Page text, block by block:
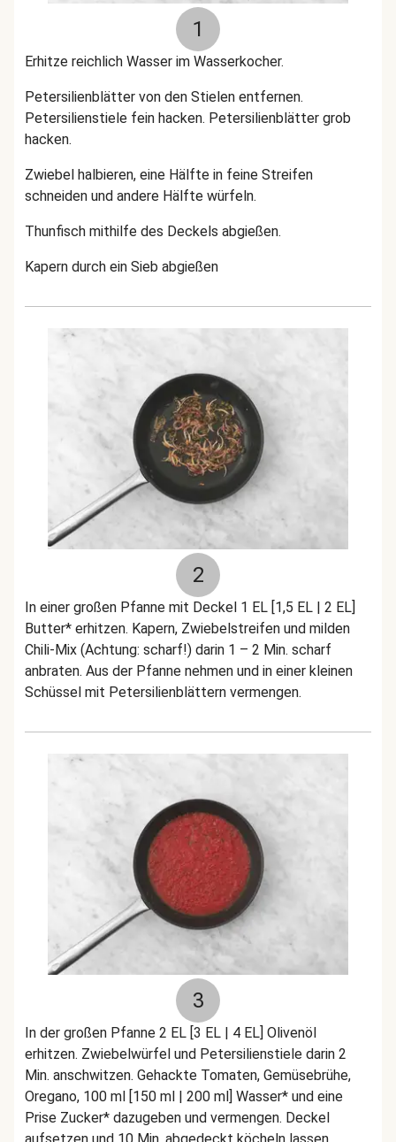
1
Erhitze reichlich Wasser im Wasserkocher.
Petersilienblätter von den Stielen entfernen.
Petersilienstiele fein hacken. Petersilienblätter grob
hacken.
Zwiebel halbieren, eine Hälfte in feine Streifen
schneiden und andere Hälfte würfeln.
Thunfisch mithilfe des Deckels abgießen.
Kapern durch ein Sieb abgießen
2
In einer großen Pfanne mit Deckel 1 EL [1,5 EL | 2 EL]
Butter* erhitzen. Kapern, Zwiebelstreifen und milden
Chili-Mix (Achtung: scharf!) darin 1 – 2 Min. scharf
anbraten. Aus der Pfanne nehmen und in einer kleinen
Schüssel mit Petersilienblättern vermengen.
3
In der großen Pfanne 2 EL [3 EL | 4 EL] Olivenöl
erhitzen. Zwiebelwürfel und Petersilienstiele darin 2
Min. anschwitzen. Gehackte Tomaten, Gemüsebrühe,
Oregano, 100 ml [150 ml | 200 ml] Wasser* und eine
Prise Zucker* dazugeben und vermengen. Deckel